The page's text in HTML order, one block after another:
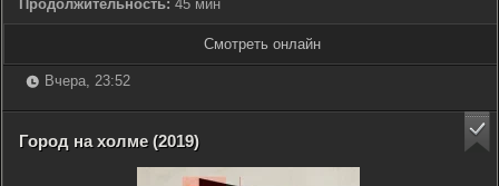
Продолжительность: 45 мин
Смотреть онлайн
Вчера, 23:52
Город на холме (2019)